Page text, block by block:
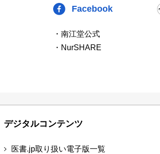
Facebook
・南江堂公式
・NurSHARE
デジタルコンテンツ
医書.jp取り扱い電子版一覧